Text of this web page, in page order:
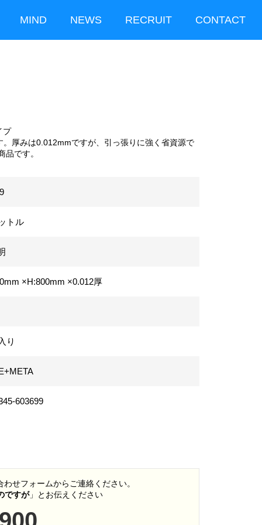
MIND NEWS RECRUIT CONTACT
プ
厚みは0.012mmですが、引っ張りに強く省資源で
品です。
トル
×H:800mm ×0.012厚
り
603699
せフォームからご連絡ください。
ですが」とお伝えください